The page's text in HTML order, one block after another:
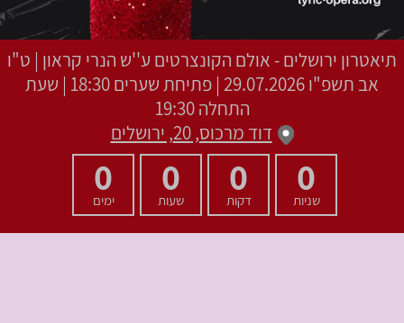
תיאטרון ירושלים - אולם הקונצרטים ע''ש הנרי קראון | ט"ו
אב תשפ"ו
29.07.2026 | פתיחת שערים 18:30 | שעת
התחלה 19:30
דוד מרכוס, 20, ירושלים
0
שניות
0
דקות
0
שעות
0
ימים